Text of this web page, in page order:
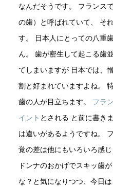
なんだそうです。 フランス
の歯）と呼ばれていて、 そ
す。 日本人にとっての八重
ん。 歯が密生して起こる歯
てしまいますが 日本では、
割と好まれていますよね。
歯の人が目立ちます。 フラ
イント とされる と前に書き
は違いがあるようですね。
覚の差は他にもいろいろ感
ドンナのおかげでスキッ歯
な？と気になりつつ、今日